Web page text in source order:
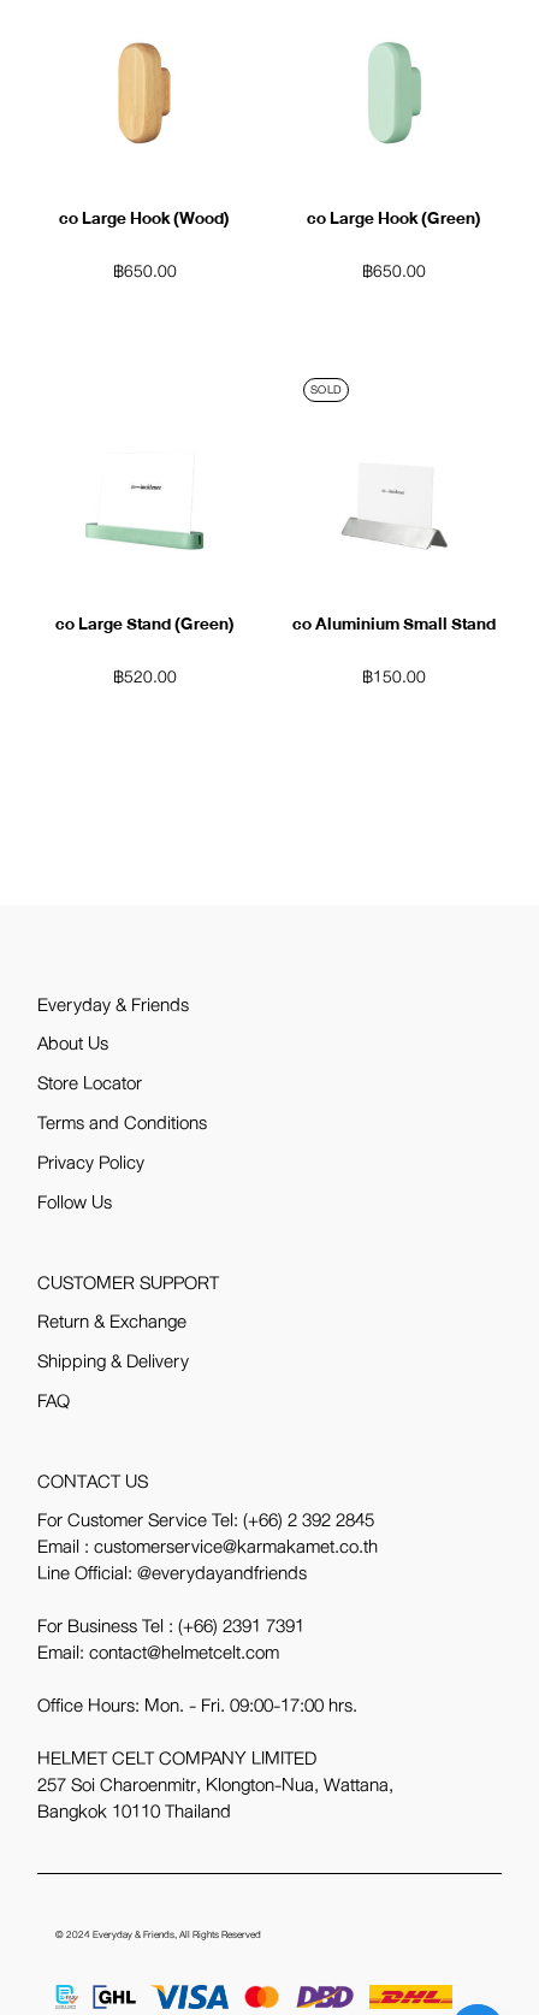
co Large Hook (Wood)
฿650.00
co Large Hook (Green)
฿650.00
co Large Stand (Green)
฿520.00
SOLD
co Aluminium Small Stand
฿150.00
Everyday & Friends
About Us
Store Locator
Terms and Conditions
Privacy Policy
Follow Us
CUSTOMER SUPPORT
Return & Exchange
Shipping & Delivery
FAQ
CONTACT US
For Customer Service Tel:(+66) 2 392 2845
Email : customerservice@karmakamet.co.th
Line Official:@everydayandfriends
For Business Tel :(+66) 2391 7391
Email: contact@helmetcelt.com
Office Hours: Mon. - Fri. 09:00-17:00 hrs.
HELMET CELT COMPANY LIMITED
257 Soi Charoenmitr, Klongton-Nua, Wattana,
Bangkok 10110 Thailand
© 2024Everyday & Friends, All Rights Reserved